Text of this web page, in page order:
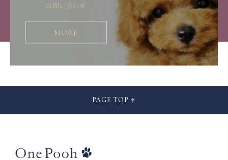
お問い合わせ
MORE
PAGE TOP